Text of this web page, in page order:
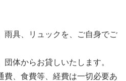
雨具、リュックを、ご自身でご
体からお貸しいたします。
費、食費等、経費は一切必要あ